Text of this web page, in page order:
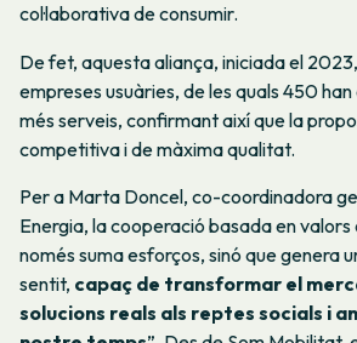
col·laborativa de consumir.
De fet, aquesta aliança, iniciada el
empreses usuàries, de les quals 450
més serveis, confirmant així que la
competitiva i de màxima qualitat.
Per a Marta Doncel, co-coordinadora
Energia, la cooperació basada en
només suma esforços, sinó que genera
sentit, capaç de transformar el
solucions reals als reptes socials i